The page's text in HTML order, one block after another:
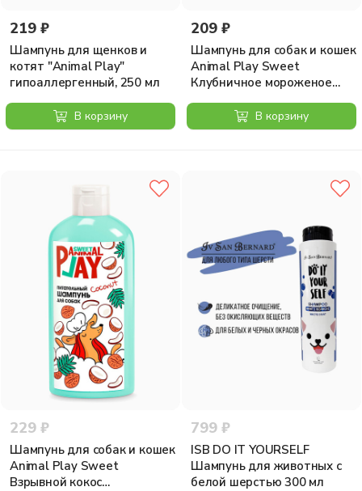
219 ₽
Шампунь для щенков и
котят "Animal Play"
гипоаллергенный, 250 мл
В корзину
209 ₽
Шампунь для собак и кошек
Animal Play Sweet
Клубничное мороженое
Укрепляющий, 300мл
В корзину
229 ₽
Шампунь для собак и кошек
Animal Play Sweet
Взрывной кокос
799 ₽
ISB DO IT YOURSELF
Шампунь для животных с
белой шерстью 300 мл